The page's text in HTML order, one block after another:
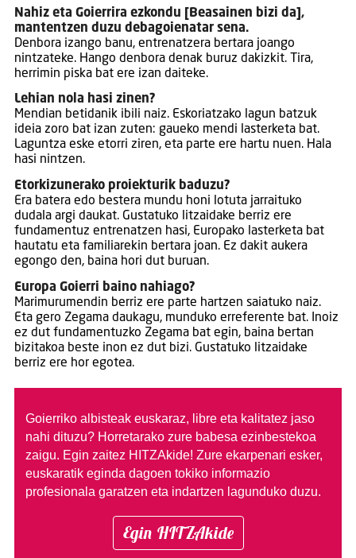
Nahiz eta Goierrira ezkondu [Beasainen bizi da],
mantentzen duzu debagoienatar sena.
Denbora izango banu, entrenatzera bertara joango
nintzateke. Hango denbora denak buruz dakizkit. Tira,
herrimin piska bat ere izan daiteke.
Lehian nola hasi zinen?
Mendian betidanik ibili naiz. Eskoriatzako lagun batzuk
ideia zoro bat izan zuten: gaueko mendi lasterketa bat.
Laguntza eske etorri ziren, eta parte ere hartu nuen. Hala
hasi nintzen.
Etorkizunerako proiekturik baduzu?
Era batera edo bestera mundu honi lotuta jarraituko
dudala argi daukat. Gustatuko litzaidake berriz ere
fundamentuz entrenatzen hasi, Europako lasterketa bat
hautatu eta familiarekin bertara joan. Ez dakit aukera
egongo den, baina hori dut buruan.
Europa Goierri baino nahiago?
Marimurumendin berriz ere parte hartzen saiatuko naiz.
Eta gero Zegama daukagu, munduko erreferente bat. Inoiz
ez dut fundamentuzko Zegama bat egin, baina bertan
bizitakoa beste inon ez dut bizi. Gustatuko litzaidake
berriz ere hor egotea.
Goierriko albisteak euskaraz, libre eta kalitatez jaso
nahi dituzu? Horretarako zure babesa ezinbestekoa
zaigu. Egin zaitez HITZAkide! Zure ekarpenari esker,
euskaratik eginda dagoen tokiko informazio
profesionala garatzen eta indartzen lagunduko duzu.
Egin HITZAkide